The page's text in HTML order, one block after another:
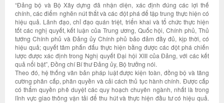
“Đảng bộ và Bộ Xây dựng đã nhận diện, xác định đúng các lợi thế
chính, các điểm nghẽn nút thắt và các đột phá để tập trung thực hiện có
hiệu quả. Lãnh đạo, chỉ đạo quán triệt, triển khai và tổ chức thực hiện
tốt các nghị quyết, kết luận của Trung ương, Quốc hội, Chính phủ, Thủ
tướng Chính phủ và Đảng ủy Chính phủ bảo đảm đầy đủ, kịp thời, có
hiệu quả; quyết tâm phấn đấu thực hiện bằng được các đột phá chiến
lược được xác định trong Nghị quyết Đại hội XIII của Đảng, với các kết
quả nổi bật”, Đồng chí Bí thư Đảng ủy, Bộ trưởng nói.
Theo đó, hệ thống văn bản pháp luật được kiện toàn, đồng bộ và tăng
cường phân cấp, phân quyền và cải cách thủ tục hành chính. Được cấp
có thẩm quyền phê duyệt các quy hoạch chuyên ngành, nhất là trong
lĩnh vực giao thông vận tải để thu hút và thực hiện đầu tư có hiệu quả.